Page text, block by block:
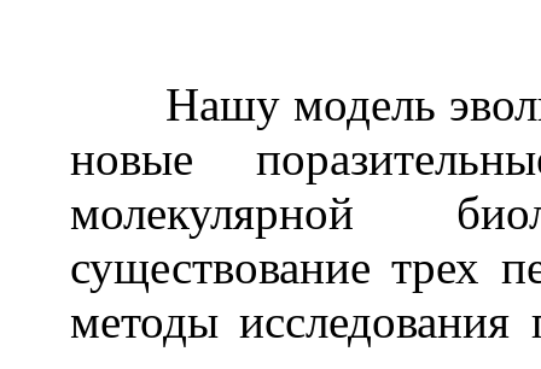
Нашу модель
новые
молекулярной
существование трех
методы исследования